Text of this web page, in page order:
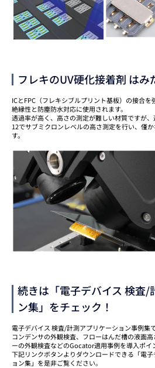
フレキのUV硬化接着剤 はみ
ICとFPC（フレキシブルプリント基板）の接合
絶縁性と防塵防水対応に使用されます。
透過率が高く、高さの測定が難しい材質ですが
12でサブミクロンレベルの高さ測定を行い、僅
す。
続きは「電子デバイス 検査/
ン集」をチェック！
電子デバイス 検査/計測アプリケーション事例集
コンデンサの外観検査、フローはんだ槽の液面
ーの外観検査などのGocator適用事例を導入ポイ
下記リンクボタンよりダウンロードできる「電
ョン集」を是非ご覧ください。